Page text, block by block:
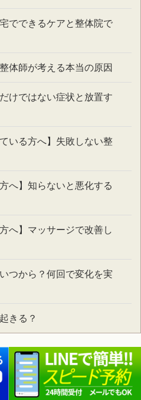
でできるケアと整体院で
体師が考える本当の原因
けではない症状と放置す
いる方へ】失敗しない整
へ】知らないと悪化する
へ】マッサージで改善し
つから？何回で変化を実
きる？